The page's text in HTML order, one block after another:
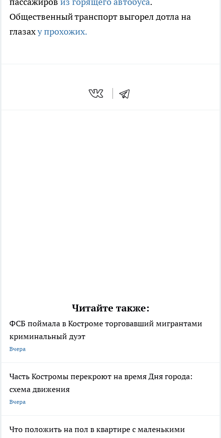
Общественный транспорт выгорел дотла на
глазаху прохожих.
Читайте также:
ФСБ поймала в Костроме торговавший мигрантами
криминальный дуэт
Вчера
Часть Костромы перекроют на время Дня города:
схема движения
Вчера
Что положить на пол в квартире с маленькими